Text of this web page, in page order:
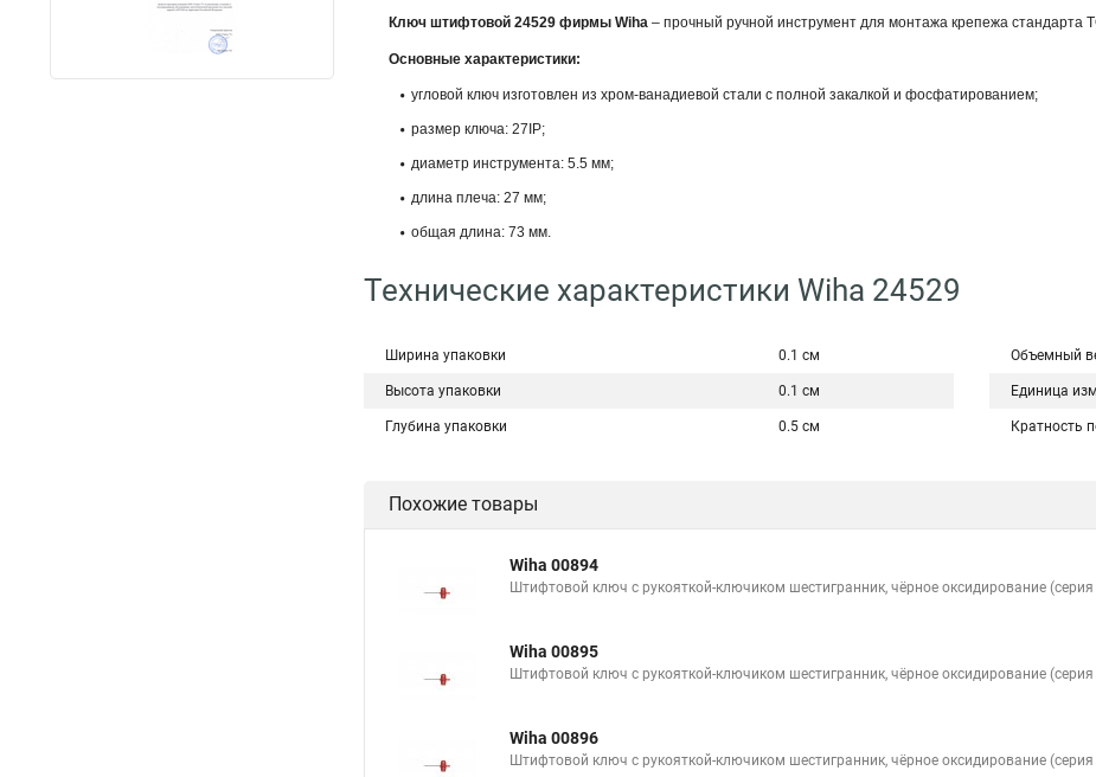
Ключ штифтовой 24529 фирмы Wiha – прочный ручной инструмент для монтажа крепежа стандарта
Основные характеристики:
угловой ключ изготовлен из хром-ванадиевой стали с полной закалкой и фосфатированием;
размер ключа: 27IP;
диаметр инструмента: 5.5 мм;
длина плеча: 27 мм;
общая длина: 73 мм.
Технические характеристики Wiha 24529
Ширина упаковки 0.1 см
Высота упаковки 0.1 см
Глубина упаковки 0.5 см
Объемный
Единица
Кратность
Похожие товары
Wiha 00894
Штифтовой ключ с рукояткой-ключиком шестигранник, чёрное оксидирование
Wiha 00895
Штифтовой ключ с рукояткой-ключиком шестигранник, чёрное оксидирование
Wiha 00896
Штифтовой ключ с рукояткой-ключиком шестигранник, чёрное оксидирование